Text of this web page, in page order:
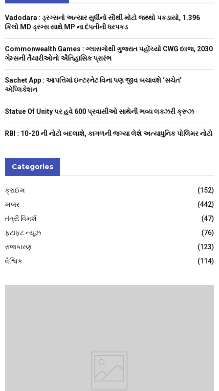
h
o
C
Vadodara : ડ્રગ્સનો અત્યાર સુધીનો સૌથી મોટો જથ્થો પકડાયો, 1.396
કિલો MD ડ્રગ્સ સાથે MP ના દંપતીની ધરપકડ
Commonwealth Games : ગ્લાસગોથી ગુજરાત પહોંચ્યો CWG ધ્વજ, 2030
ગેમ્સની તૈયારીઓનો ઐતિહાસિક પ્રારંભ
Sachet App : આપત્તિમાં ઇન્ટરનેટ વિના પણ જીવ બચાવશે ‘સચેત’
એપ્લિકેશન
Statue Of Unity પર હવે 600 પ્રવાસીઓ સાથેની ભવ્ય લક્ઝરી ક્રૂઝ
RBI : ₹10-20 ની નોટો બદલાશે, કાગળની જગ્યા લેશે અત્યાધુનિક પોલિમર નોટો
Categories
ક્રાઈમ
(152)
ખબર
(442)
તંત્રી વિમર્શ
(47)
ફટાફટ ન્યૂઝ
(76)
રાજકારણ
(123)
વૈશ્વિક
(114)